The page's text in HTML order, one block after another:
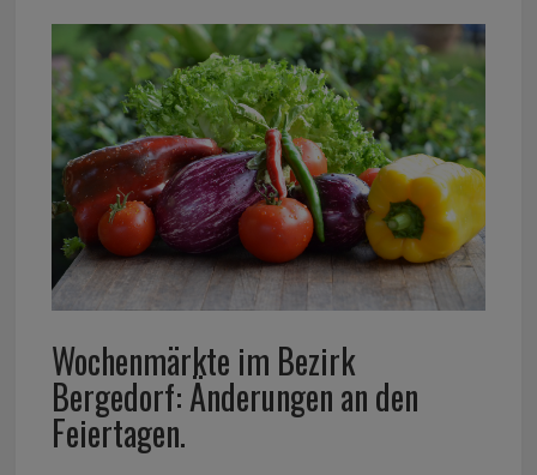
Wochenmärkte im Bezirk
Bergedorf: Änderungen an den
Feiertagen.